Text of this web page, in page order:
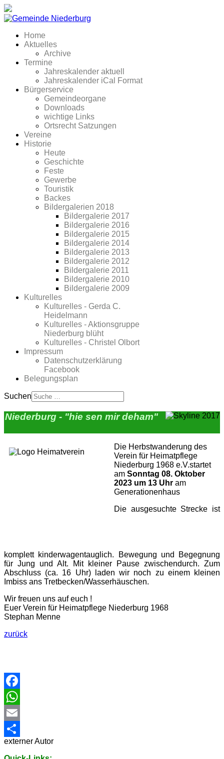
Home
Aktuelles
Archive
Termine
Jahreskalender aktuell
Jahreskalender iCal Format
Bürgerservice
Gemeindeorgane
Downloads
wichtige Links
Ortsrecht Satzungen
Vereine
Historie
Heute
Geschichte
Feste
Gewerbe
Touristik
Backes
Bildergalerien 2018
Bildergalerie 2017
Bildergalerie 2016
Bildergalerie 2015
Bildergalerie 2014
Bildergalerie 2013
Bildergalerie 2012
Bildergalerie 2011
Bildergalerie 2010
Bildergalerie 2009
Kulturelles
Kulturelles - Gerda C.
Heidelmann
Kulturelles - Aktionsgruppe
Niederburg blüht
Kulturelles - Christel Olbort
Impressum
Datenschutzerklärung
Facebook
Belegungsplan
Suchen
Niederburg - "hie sen mir deham"
Die Herbstwanderung des
Verein für Heimatpflege
Niederburg 1968 e.V.startet
am Sonntag 08. Oktober
2023 um 13 Uhr am
Generationenhaus
Die ausgesuchte Strecke ist
komplett kinderwagentauglich. Bewegung und Begegnung
für Jung und Alt. Mit kleiner Pause zwischendurch. Zum
Abschluss (ca. 16 Uhr) laden wir noch zu einem kleinen
Imbiss ans Tretbecken/Wasserhäuschen.
Wir freuen uns auf euch !
Euer Verein für Heimatpflege Niederburg 1968
Stephan Menne
zurück
Facebook
WhatsApp
Email
Share
externer Autor